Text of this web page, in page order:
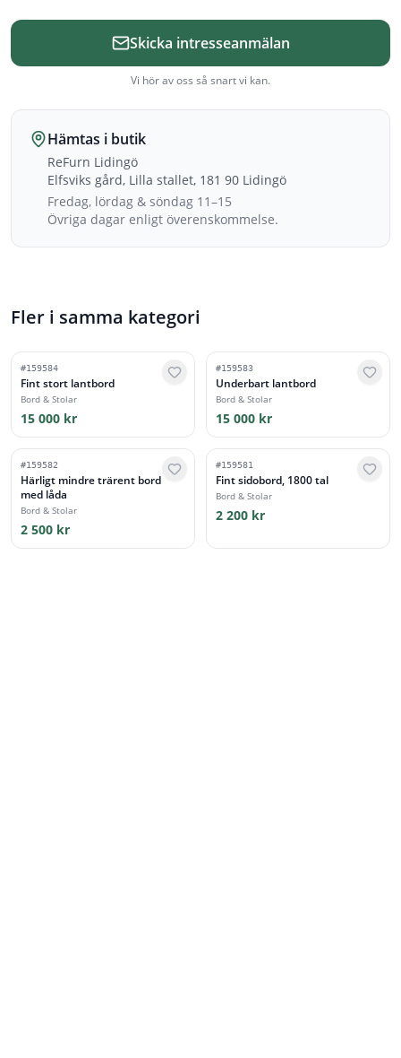
Skicka intresseanmälan
Vi hör av oss så snart vi kan.
Hämtas i butik
ReFurn Lidingö
Elfsviks gård, Lilla stallet, 181 90 Lidingö
Fredag, lördag & söndag 11–15
Övriga dagar enligt överenskommelse.
Fler i samma kategori
#159584
Fint stort lantbord
Bord & Stolar
15 000 kr
#159583
Underbart lantbord
Bord & Stolar
15 000 kr
#159582
Härligt mindre trärent bord
med låda
Bord & Stolar
2 500 kr
#159581
Fint sidobord, 1800 tal
Bord & Stolar
2 200 kr